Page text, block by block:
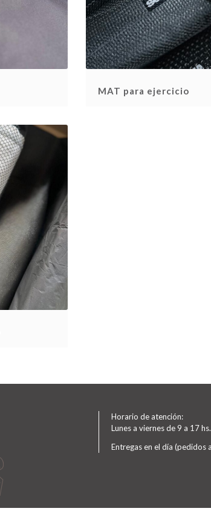
MAT para ejercicio
Horario de atención:
Lunes a viernes de 9 a 17 hs.
Entregas en el día (pedidos